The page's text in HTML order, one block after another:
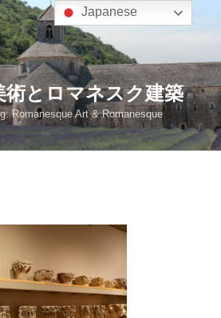
術とロマネスク建築
Romanesque Art & Romanesque
Japanese